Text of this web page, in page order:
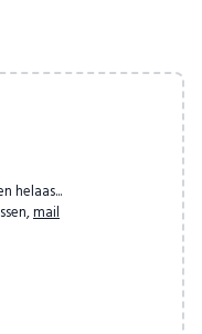
helaas...
mail